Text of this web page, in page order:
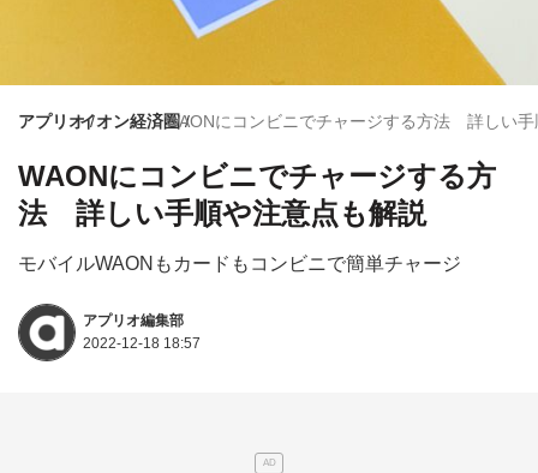
アプリオイオン経済圏WAONにコンビニでチャージする方法 詳しい
WAONにコンビニでチャージする方
法 詳しい手順や注意点も解説
モバイルWAONもカードもコンビニで簡単チャージ
アプリオ編集部
2022-12-18 18:57